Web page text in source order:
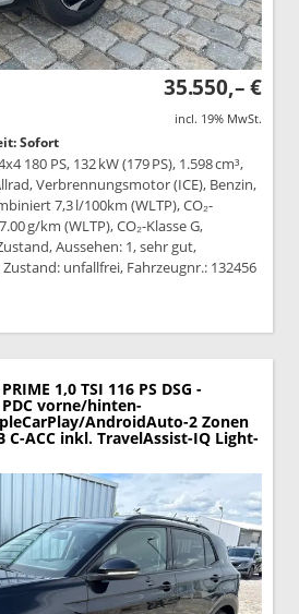
35.550,– €
incl. 19% MwSt.
Sofort
180 PS, 132 kW (179 PS), 1.598 cm³,
Verbrennungsmotor (ICE), Benzin,
7,3 l/100km (WLTP), CO₂-
g/km (WLTP), CO₂-Klasse G,
Aussehen: 1, sehr gut,
unfallfrei, Fahrzeugnr.: 132456
drucken
PRIME 1,0 TSI 116 PS DSG -
vorne/hinten-
AndroidAuto-2 Zonen
ACC inkl. TravelAssist-IQ Light-